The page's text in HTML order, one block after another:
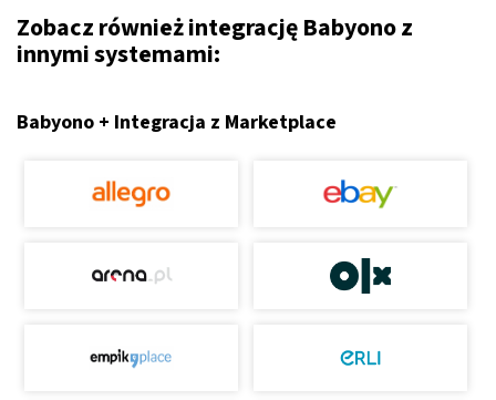
Zobacz również integrację Babyono z
innymi systemami:
Babyono + Integracja z Marketplace